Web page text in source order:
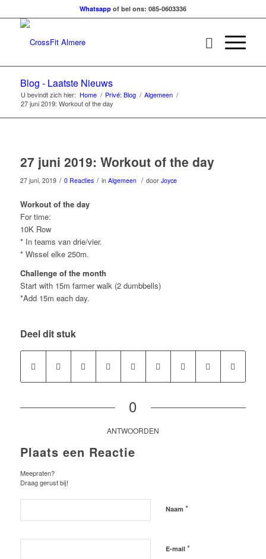
Whatsappof bel ons: 085-0603336
Blog - Laatste Nieuws
U bevindt zich hier: Home / Privé: Blog / Algemeen /
27 juni 2019: Workout of the day
27 juni 2019: Workout of the day
27 juni, 2019 / 0 Reacties / in Algemeen / door Joyce
Workout of the day
For time:
10K Row
* In teams van drie/vier.
* Wissel elke 250m.
Challenge of the month
Start with 15m farmer walk (2 dumbbells)
*Add 15m each day.
Deel dit stuk
0
ANTWOORDEN
Plaats een Reactie
Meepraten?
Draag gerust bij!
Naam *
E-mail *